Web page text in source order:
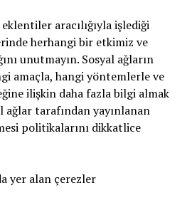
aracılığıyla işlediği
herhangi bir etkimiz ve
unutmayın. Sosyal ağların
amaçla, hangi yöntemlerle ve
ilişkin daha fazla bilgi almak
tarafından yayınlanan
politikalarını dikkatlice
yer alan çerezler